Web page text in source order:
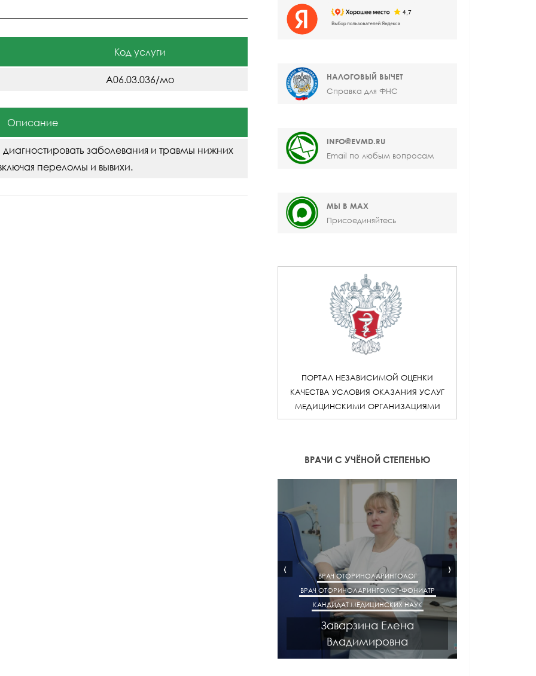
Код услуги
A06.03.036/мо
Описание
заболевания и травмы нижних
переломы и вывихи.
НАЛОГОВЫЙ ВЫЧЕТ
Справка для ФНС
INFO@EVMD.RU
Email по любым вопросам
МЫ В MAX
Присоединяйтесь
ПОРТАЛ НЕЗАВИСИМОЙ ОЦЕНКИ
КАЧЕСТВА УСЛОВИЯ ОКАЗАНИЯ УСЛУГ
МЕДИЦИНСКИМИ ОРГАНИЗАЦИЯМИ
ВРАЧИ С УЧЁНОЙ СТЕПЕНЬЮ
ВРАЧ ОТОРИНОЛАРИНГОЛОГ
ВРАЧ ОТОРИНОЛАРИНГОЛОГ-ФОНИАТР
КАНДИДАТ МЕДИЦИНСКИХ НАУК
Заварзина Елена
Владимировна
‹ ›